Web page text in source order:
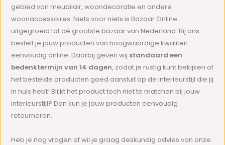
gebied van meubilair, woondecoratie en andere
woonaccessoires. Niets voor niets is Bazaar Online
uitgegroeid tot dé grootste bazaar van Nederland. Bij ons
bestelt je jouw producten van hoogwaardige kwaliteit
eenvoudig online. Daarbij geven wij standaard een
bedenktermijn van 14 dagen, zodat je rustig kunt bekijken of
het bestelde producten goed aansluit op de interieurstijl die jij
in huis hebt! Blijkt het product toch niet te matchen bij jouw
interieurstijl? Dan kun je jouw producten eenvoudig
retourneren.
Heb je nog vragen of wil je graag deskundig advies van onze